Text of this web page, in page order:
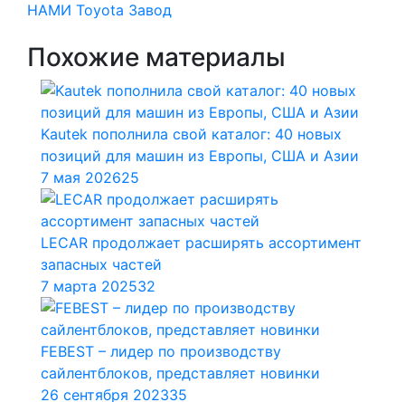
НАМИ Toyota Завод
Похожие материалы
Kautek пополнила свой каталог: 40 новых
позиций для машин из Европы, США и Азии
7 мая 202625
LECAR продолжает расширять ассортимент
запасных частей
7 марта 202532
FEBEST – лидер по производству
сайлентблоков, представляет новинки
26 сентября 202335